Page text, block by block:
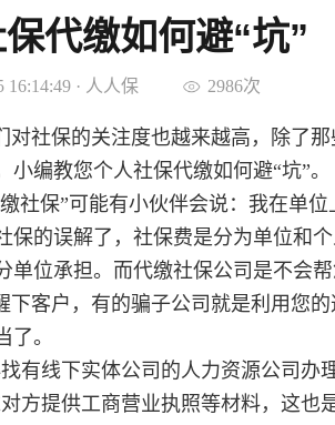
代缴如何避“坑”
16:14:49 · 人人保 2986次
对社保的关注度也越来越高，除了
小编教您个人社保代缴如何避“坑”。
社保”可能有小伙伴会说：我在单
保的误解了，社保费是分为单位和
单位承担。而代缴社保公司是不会
下客户，有的骗子公司就是利用您
了。
有线下实体公司的人力资源公司办
方提供工商营业执照等材料，这也